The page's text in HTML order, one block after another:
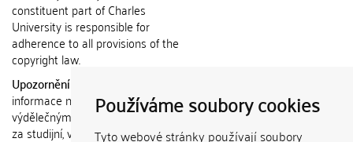
Používáme soubory cookies
Tyto webové stránky používají soubory
constituent part of Charles
University is responsible for
adherence to all provisions of the
copyright law.
Upozornění / Notice:
informace nemohou být použity k
výdělečným účelům nebo vydávány
za studijní, vědeckou nebo jinou